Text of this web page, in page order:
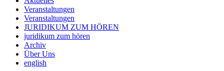
Veranstaltungen
Veranstaltungen
JURIDIKUM ZUM HÖREN
juridikum zum hören
Archiv
Über Uns
english